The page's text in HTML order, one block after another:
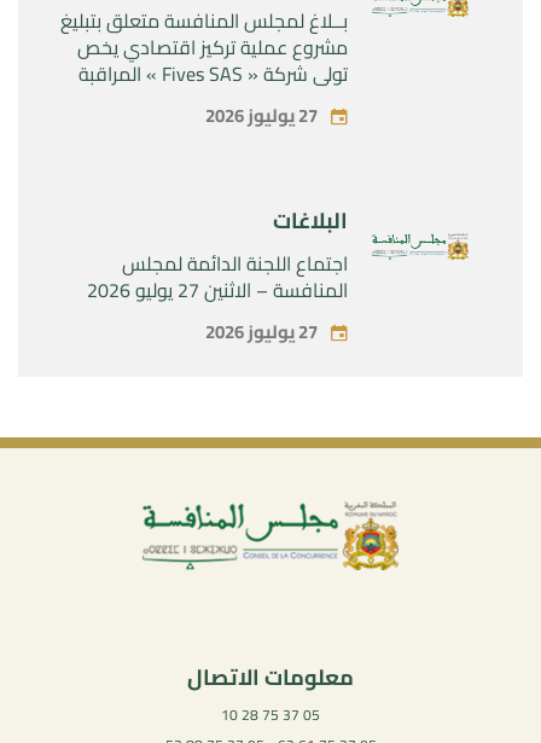
بــلاغ لمجلس المنافسة متعلق بتبليغ
مشروع عملية تركيز اقتصادي يخص
تولي شركة « Fives SAS » المراقبة
SAS »27 يوليوز 2026
البلاغات
اجتماع اللجنة الدائمة لمجلس
المنافسة – الاثنين 27 يوليو 2026
27 يوليوز 2026
معلومات الاتصال
05 37 75 28 10